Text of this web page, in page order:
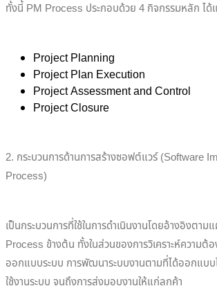
ทั้งนี้ PM Process ประกอบด้วย 4 กิจกรรมหลัก ได้
Project Planning
Project Plan Execution
Project Assessment and Control
Project Closure
2. กระบวนการด้านการสร้างซอฟต์แวร์ (Software
Process)
เป็นกระบวนการที่ใช้ในการดำเนินงานโดยอ้างอิงตา
Process ข้างต้น ทั้งในส่วนของการวิเคราะห์ความต้
ออกแบบระบบ การพัฒนาระบบงานตามที่ได้ออกแบบ
ใช้งานระบบ จนถึงการส่งมอบงานให้แก่ลูกค้า